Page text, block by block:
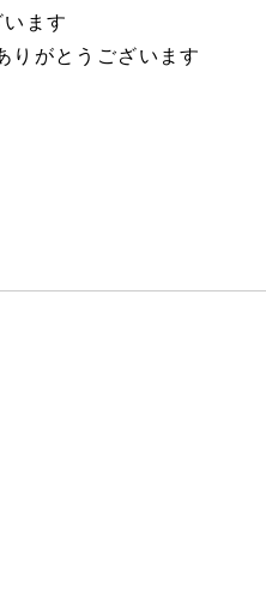
ます
りがとうございます